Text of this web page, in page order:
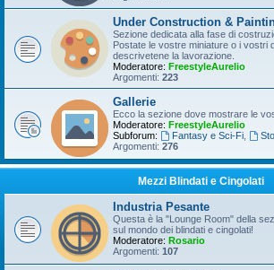
Under Construction &
Sezione dedicata alla fase di
Postate le vostre miniature o i vostri
descrivetene la lavorazione.
Moderatore: FreestyleAurelio
Argomenti: 223
Gallerie
Ecco la sezione dove mostrare le
Moderatore: FreestyleAurelio
Subforum:
Fantasy e Sci-Fi,
Argomenti: 276
Mezzi Blindati e Cingolati
Industria Pesante
Questa è la "Lounge Room" della
sul mondo dei blindati e cingolati!
Moderatore: Rosario
Argomenti: 107